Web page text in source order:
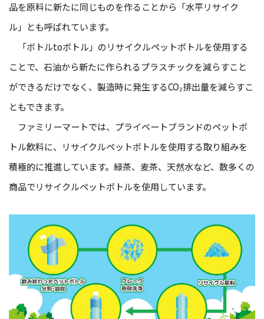
品を原料に新たに同じものを作ることから「水平リサイク
ル」とも呼ばれています。
「ボトルtoボトル」のリサイクルペットボトルを使用する
ことで、石油から新たに作られるプラスチックを減らすこと
ができるだけでなく、製造時に発生するCO₂排出量を減らすこ
ともできます。
ファミリーマートでは、プライベートブランドのペットボ
トル飲料に、リサイクルペットボトルを使用する取り組みを
積極的に推進しています。緑茶、麦茶、天然水など、数多くの
商品でリサイクルペットボトルを使用しています。